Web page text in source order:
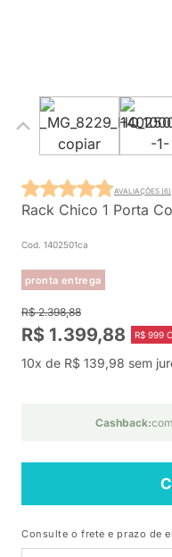
Rack Chico 1 Porta
Cod. 1402501ca
pronta entrega
AVALIAÇÕES (6)
R$ 2.398,88
R$ 1.399,88 R$ 999
10x de R$ 139,98 sem
Cashback:
Consulte o frete e prazo de